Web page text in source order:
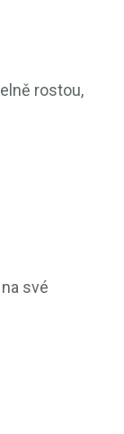
rostou,
své